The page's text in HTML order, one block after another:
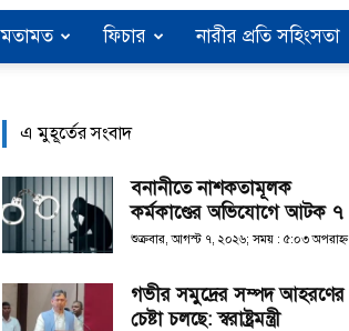
মতামত ফিচার নারীর প্রতি সহিংসতা
এ মুহূর্তের সংবাদ
বনানীতে নাশকতামূলক
কর্মকাণ্ডের অভিযোগে আটক ৭
শুক্রবার, আগস্ট ৭, ২০২৬; সময় : ৫:০৩ অপরাহ্ণ
গভীর সমুদ্রের সম্পদ আহরণের
চেষ্টা চলছে: স্বরাষ্ট্রমন্ত্রী